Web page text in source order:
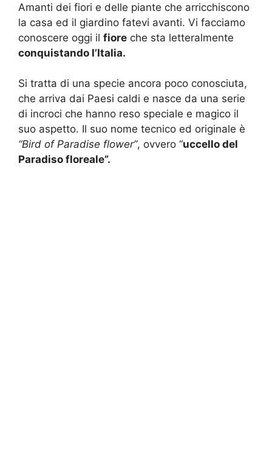
Amanti dei fiori e delle piante che arricchiscono
la casa ed il giardino fatevi avanti. Vi facciamo
conoscere oggi il fiore che sta letteralmente
conquistando l’Italia.
Si tratta di una specie ancora poco conosciuta,
che arriva dai Paesi caldi e nasce da una serie
di incroci che hanno reso speciale e magico il
suo aspetto. Il suo nome tecnico ed originale è
“Bird of Paradise flower”, ovvero “uccello del
Paradiso floreale”.